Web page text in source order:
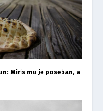
Miris mu je poseban, a